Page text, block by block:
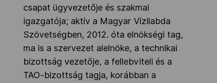
csapat ügyvezetője és szakmai
igazgatója; aktív a Magyar Vízilabda
Szövetségben, 2012. óta elnökségi tag,
ma is a szervezet alelnöke, a technikai
bizottság vezetője, a fellebviteli és a
TAO-bizottság tagja, korábban a